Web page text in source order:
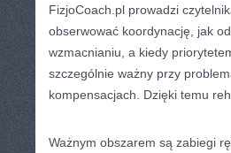
FizjoCoach.pl prowadzi
obserwować koordynację, jak
wzmacnianiu, a kiedy
szczególnie ważny przy
kompensacjach. Dzięki temu
Ważnym obszarem są zabiegi